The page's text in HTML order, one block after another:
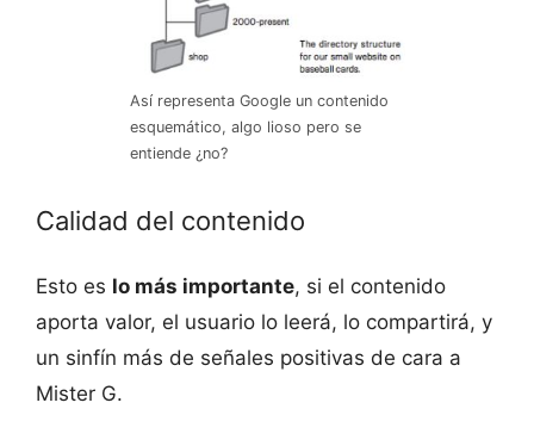
Así representa Google un contenido
esquemático, algo lioso pero se
entiende ¿no?
Calidad del contenido
Esto es lo más importante, si el contenido
aporta valor, el usuario lo leerá, lo compartirá, y
un sinfín más de señales positivas de cara a
Mister G.